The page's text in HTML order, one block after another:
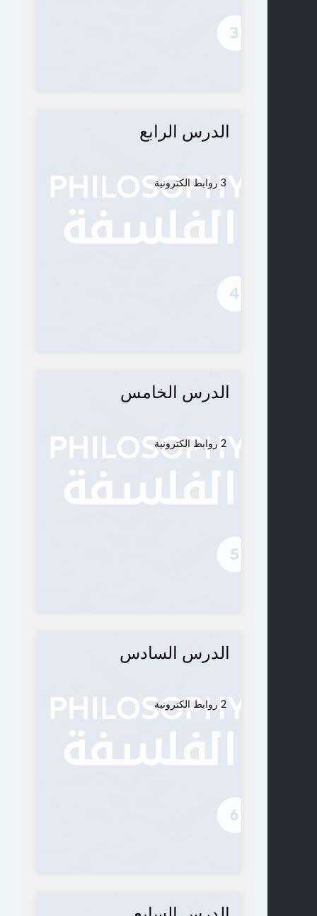
الدرس الرابع
3 روابط الكترونية
الدرس الخامس
2 روابط الكترونية
الدرس السادس
2 روابط الكترونية